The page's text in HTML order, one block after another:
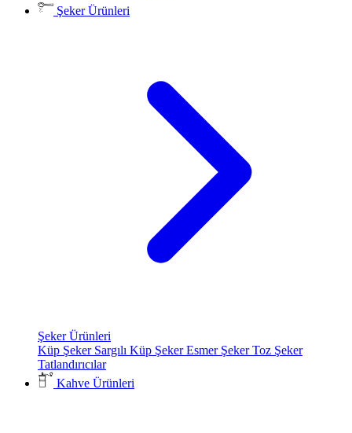
Şeker Ürünleri
Şeker Ürünleri
Küp Şeker Sargılı Küp ŞekerEsmer ŞekerToz Şeker
Tatlandırıcılar
Kahve Ürünleri